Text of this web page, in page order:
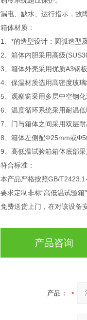
漏电、缺水、运行指示，故
箱体材质：
1、*的造型设计：圆弧造型
2、箱体内胆采用高级
3、箱体外壳采用优质A3钢
4、保温材质选用高密度玻
5、观察窗采用多层中空钢
6、温度循环系统采用耐温
7、门与箱体之间采用双层
8、箱体左侧配Φ25mm或
9、高低温试验箱箱体底部
符合标准：
本产品严格按照GB/
要求定制非标“高低温试验箱"
免费送货上门，在对该设备
产品咨询
产品：